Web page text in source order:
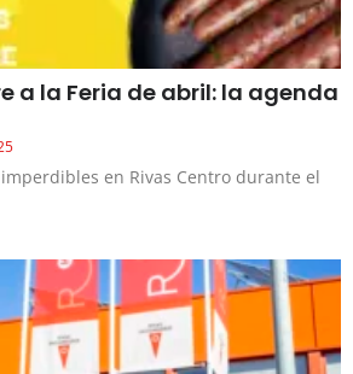
a la Feria de abril: la agenda
en Rivas Centro durante el